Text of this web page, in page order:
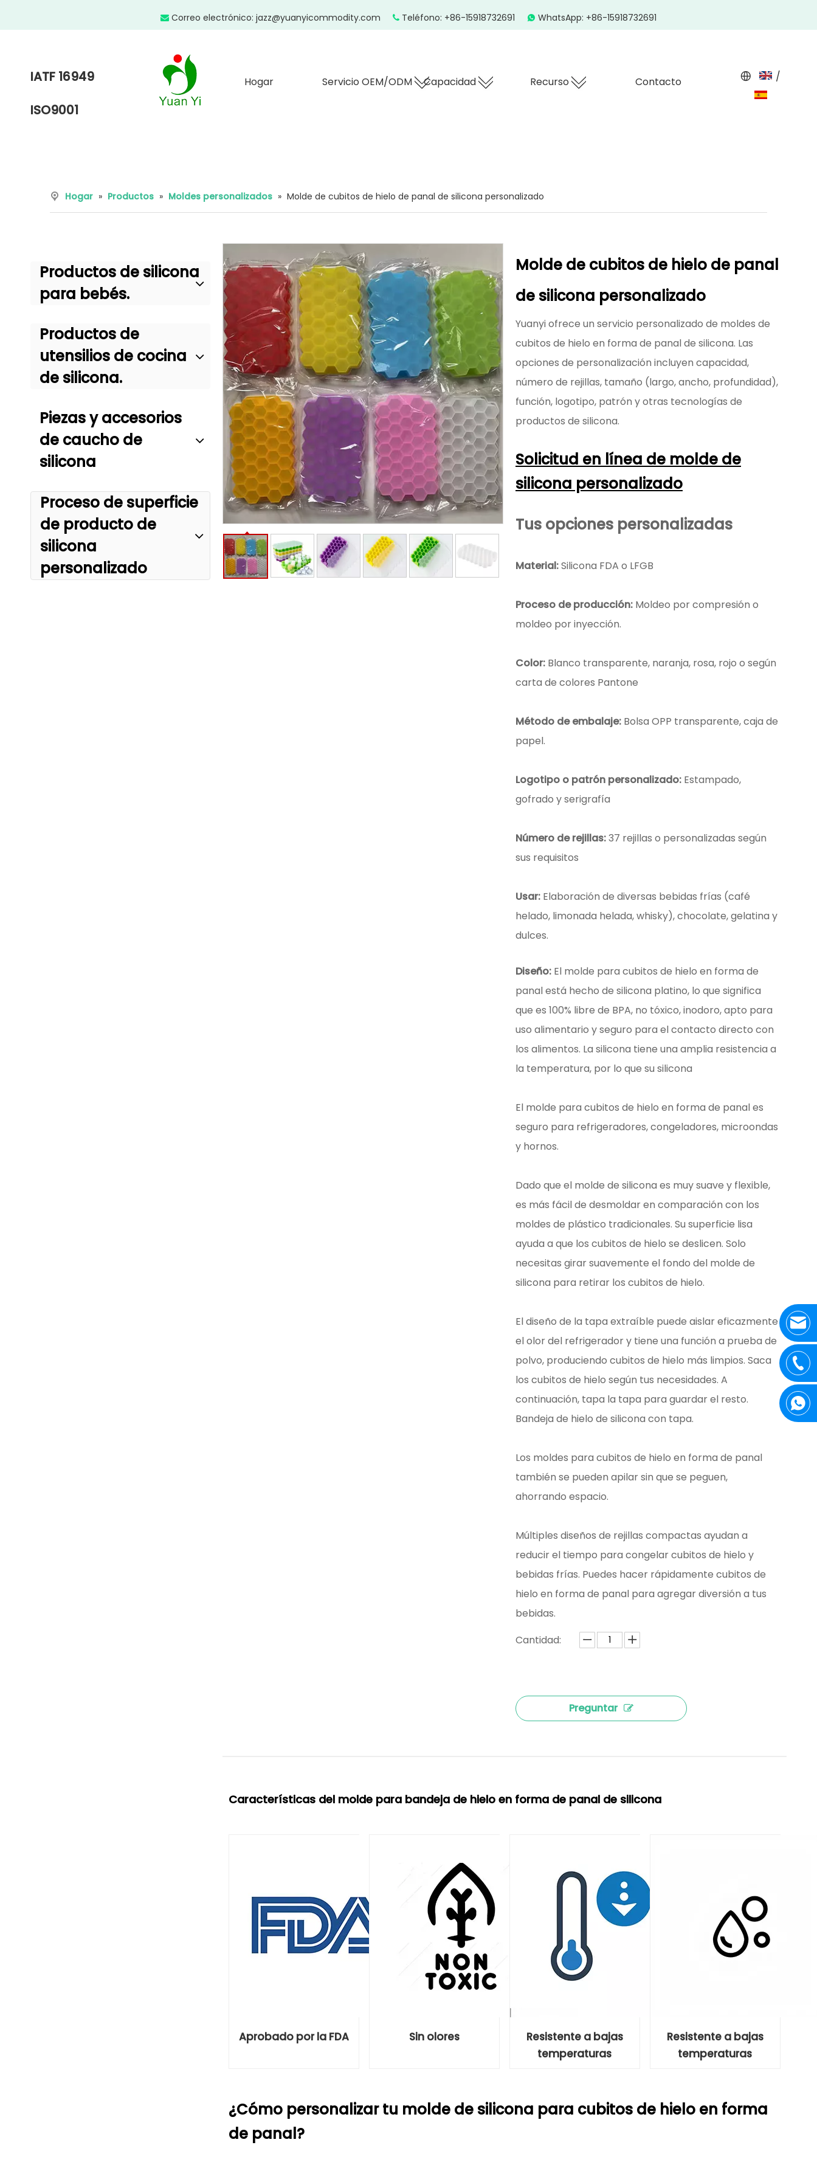
 Correo electrónico: jazz@yuanyicommodity.com  Teléfono: +86-15918732691  WhatsApp: +86-15918732691
IATF 16949
ISO9001
Hogar Servicio OEM/ODM Capacidad Recurso Contacto /
Hogar » Productos » Moldes personalizados » Molde de cubitos de hielo de panal de silicona personalizado
Productos de silicona
para bebés.
Productos de
utensilios de cocina
de silicona.
Piezas y accesorios
de caucho de
silicona
Proceso de superficie
de producto de
silicona
personalizado
Molde de cubitos de hielo de panal
de silicona personalizado
Yuanyi ofrece un servicio personalizado de moldes de
cubitos de hielo en forma de panal de silicona. Las
opciones de personalización incluyen capacidad,
número de rejillas, tamaño (largo, ancho, profundidad),
función, logotipo, patrón y otras tecnologías de
productos de silicona.
Solicitud en línea de molde de
silicona personalizado
Tus opciones personalizadas
Material:Silicona FDA o LFGB
Proceso de producción: Moldeo por compresión o
moldeo por inyección.
Color: Blanco transparente, naranja, rosa, rojo o según
carta de colores Pantone
Método de embalaje: Bolsa OPP transparente, caja de
papel.
Logotipo o patrón personalizado: Estampado,
gofrado y serigrafía
Número de rejillas:37 rejillas o personalizadas según
sus requisitos
Usar: Elaboración de diversas bebidas frías (café
helado, limonada helada, whisky), chocolate, gelatina y
dulces.
Diseño: El molde para cubitos de hielo en forma de
panal está hecho de silicona platino, lo que significa
que es 100% libre de BPA, no tóxico, inodoro, apto para
uso alimentario y seguro para el contacto directo con
los alimentos. La silicona tiene una amplia resistencia a
la temperatura, por lo que su silicona
El molde para cubitos de hielo en forma de panal es
seguro para refrigeradores, congeladores, microondas
y hornos.
Dado que el molde de silicona es muy suave y flexible,
es más fácil de desmoldar en comparación con los
moldes de plástico tradicionales. Su superficie lisa
ayuda a que los cubitos de hielo se deslicen. Solo
necesitas girar suavemente el fondo del molde de
silicona para retirar los cubitos de hielo.
El diseño de la tapa extraíble puede aislar eficazmente
el olor del refrigerador y tiene una función a prueba de
polvo, produciendo cubitos de hielo más limpios. Saca
los cubitos de hielo según tus necesidades. A
continuación, tapa la tapa para guardar el resto.
Bandeja de hielo de silicona con tapa.
Los moldes para cubitos de hielo en forma de panal
también se pueden apilar sin que se peguen,
ahorrando espacio.
Múltiples diseños de rejillas compactas ayudan a
reducir el tiempo para congelar cubitos de hielo y
bebidas frías. Puedes hacer rápidamente cubitos de
hielo en forma de panal para agregar diversión a tus
bebidas.
Cantidad:
Preguntar
Características del molde para bandeja de hielo en forma de panal de silicona
Aprobado por la FDA Sin olores
Resistente a bajas
temperaturas
Resistente a bajas
temperaturas
¿Cómo personalizar tu molde de silicona para cubitos de hielo en forma
de panal?